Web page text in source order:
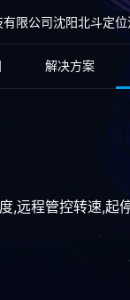
限公司沈阳北斗定
解决方案
,远程管控转速,起